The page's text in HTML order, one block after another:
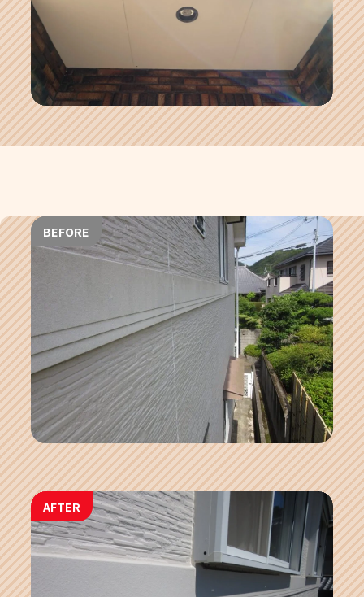
BEFORE
AFTER